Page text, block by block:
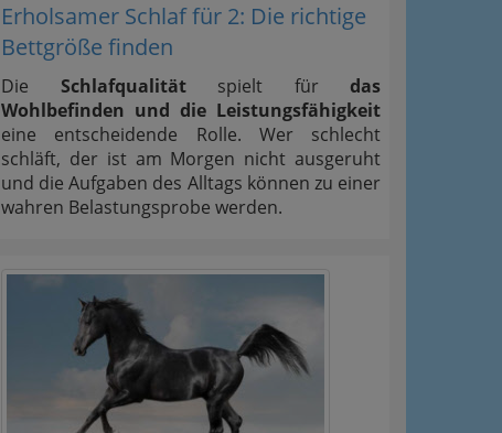
Erholsamer Schlaf für 2: Die richtige
Bettgröße finden
Die Schlafqualitätspielt für das
Wohlbefinden und die Leistungsfähigkeit
eine entscheidende Rolle. Wer schlecht
schläft, der ist am Morgen nicht ausgeruht
und die Aufgaben des Alltags können zu einer
wahren Belastungsprobe werden.